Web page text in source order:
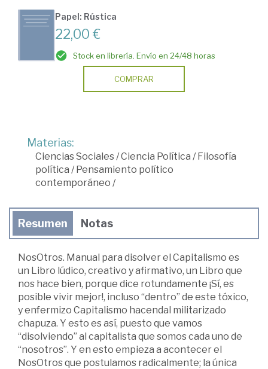
Papel: Rústica
22,00 €
Stock en librería. Envío en 24/48 horas
COMPRAR
Materias:
Ciencias Sociales /Ciencia Política /Filosofía
política /Pensamiento político
contemporáneo /
Resumen Notas
NosOtros. Manual para disolver el Capitalismo es
un Libro lúdico, creativo y afirmativo, un Libro que
nos hace bien, porque dice rotundamente ¡Sí, es
posible vivir mejor!, incluso “dentro” de este tóxico,
y enfermizo Capitalismo hacendal militarizado
chapuza. Y esto es así, puesto que vamos
“disolviendo” al capitalista que somos cada uno de
“nosotros”. Y en esto empieza a acontecer el
NosOtros que postulamos radicalmente; la única